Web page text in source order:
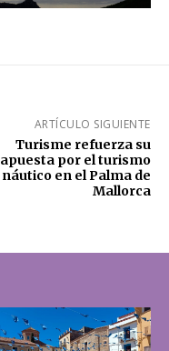
ARTÍCULO SIGUIENTE
Turisme refuerza su
apuesta por el turismo
náutico en el Palma de
Mallorca